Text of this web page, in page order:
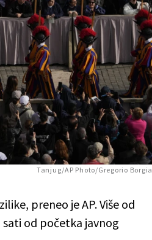
Tanjug/AP Photo/Gregorio Borgia
preneo je AP. Više od
od početka javnog